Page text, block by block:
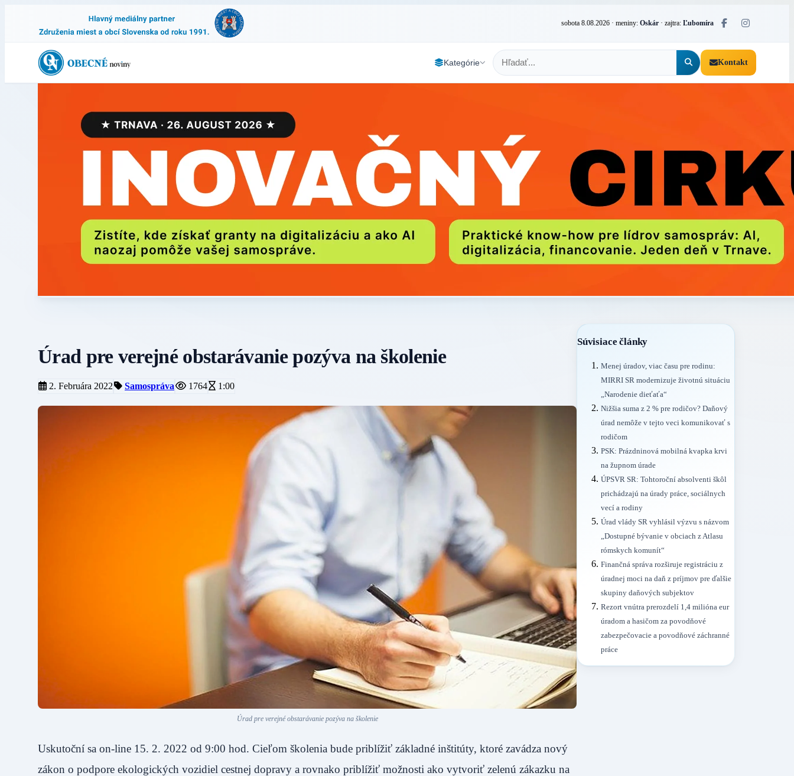
sobota 8.08.2026 · meniny: Oskár · zajtra: Ľubomíra
Kategórie Kontakt
Úrad pre verejné obstarávanie pozýva na školenie
2. Februára 2022 Samospráva 1764 1:00
Úrad pre verejné obstarávanie pozýva na školenie
Uskutoční sa on-line 15. 2. 2022 od 9:00 hod. Cieľom školenia bude priblížiť základné inštitúty, ktoré zavádza nový
zákon o podpore ekologických vozidiel cestnej dopravy a rovnako priblížiť možnosti ako vytvoriť zelenú zákazku na
Súvisiace články
Menej úradov, viac času pre rodinu:
MIRRI SR modernizuje životnú situáciu
„Narodenie dieťaťa“
Nižšia suma z 2 % pre rodičov? Daňový
úrad nemôže v tejto veci komunikovať s
rodičom
PSK: Prázdninová mobilná kvapka krvi
na župnom úrade
ÚPSVR SR: Tohtoroční absolventi škôl
prichádzajú na úrady práce, sociálnych
vecí a rodiny
Úrad vlády SR vyhlásil výzvu s názvom
„Dostupné bývanie v obciach z Atlasu
rómskych komunít“
Finančná správa rozširuje registráciu z
úradnej moci na daň z príjmov pre ďalšie
skupiny daňových subjektov
Rezort vnútra prerozdelí 1,4 milióna eur
úradom a hasičom za povodňové
zabezpečovacie a povodňové záchranné
práce